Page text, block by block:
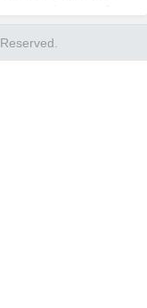
，本质上构建了用
债权关系。...